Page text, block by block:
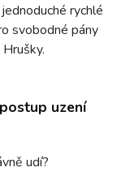
rychlé
svobodné pány
uzení
udí?